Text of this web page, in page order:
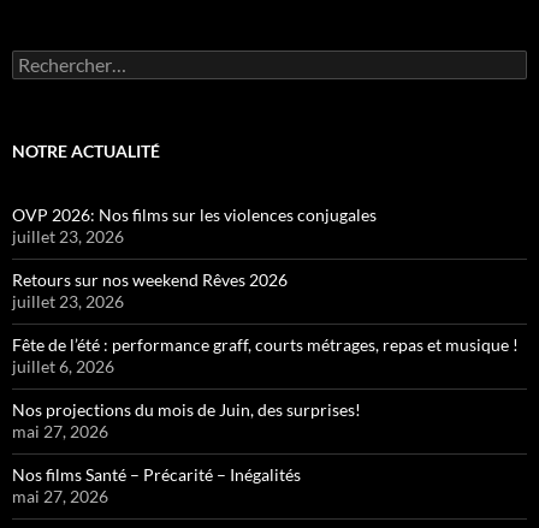
Rechercher :
NOTRE ACTUALITÉ
OVP 2026: Nos films sur les violences conjugales
juillet 23, 2026
Retours sur nos weekend Rêves 2026
juillet 23, 2026
Fête de l’été : performance graff, courts métrages, repas et musique !
juillet 6, 2026
Nos projections du mois de Juin, des surprises!
mai 27, 2026
Nos films Santé – Précarité – Inégalités
mai 27, 2026